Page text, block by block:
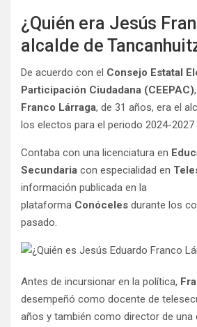
¿Quién era Jesús
alcalde de
De acuerdo con el Consejo Estatal
Participación Ciudadana (CEEPAC),
Franco Lárraga, de 31 años, era el
los electos para el periodo 2024-2027
Contaba con una licenciatura en
Secundaria con especialidad en
información publicada en la
plataforma Conóceles durante los
pasado.
Antes de incursionar en la política,
desempeñó como docente de
años y también como director de una